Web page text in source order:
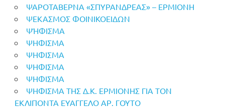
ΨΑΡΟΤΑΒΕΡΝΑ «ΣΠΥΡΑΝΔΡΕΑΣ» – ΕΡΜΙΟΝΗ
ΨΕΚΑΣΜΟΣ ΦΟΙΝΙΚΟΕΙΔΩΝ
ΨΉΦΙΣΜΑ
ΨΗΦΙΣΜΑ
ΨΗΦΙΣΜΑ
ΨΗΦΙΣΜΑ
ΨΗΦΙΣΜΑ
ΨΗΦΙΣΜΑ ΤΗΣ Δ.Κ. ΕΡΜΙΟΝΗΣ ΓΙΑ ΤΟΝ
ΕΚΛΙΠΟΝΤΑ ΕΥΑΓΓΕΛΟ ΑΡ. ΓΟΥΤΟ